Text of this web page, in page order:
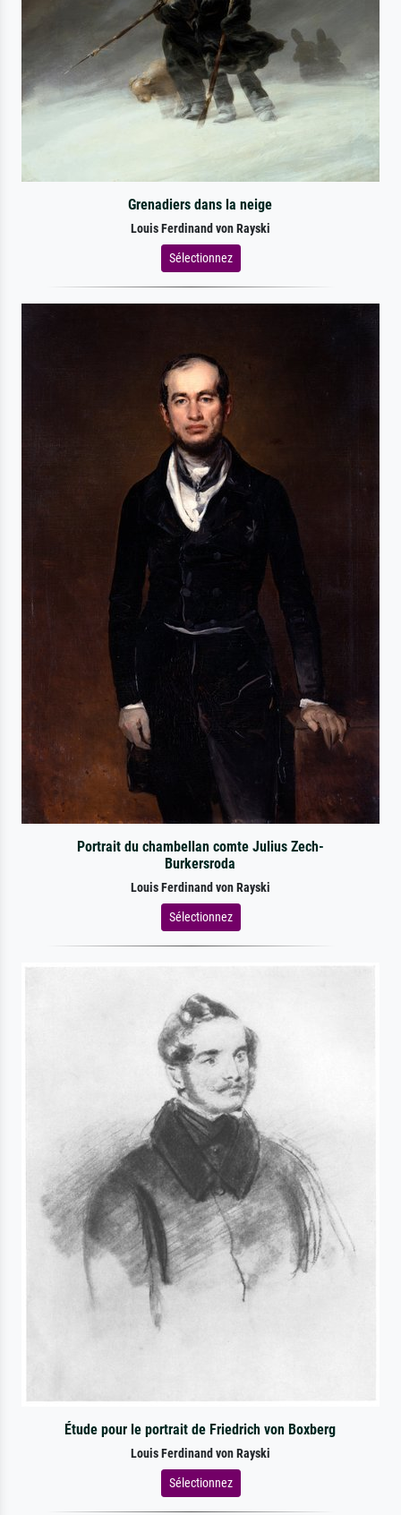
Grenadiers dans la neige
Louis Ferdinand von Rayski
Sélectionnez
Portrait du chambellan comte Julius Zech-
Burkersroda
Louis Ferdinand von Rayski
Sélectionnez
Étude pour le portrait de Friedrich von Boxberg
Louis Ferdinand von Rayski
Sélectionnez